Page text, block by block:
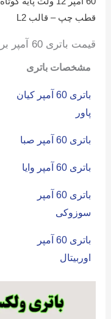
قطب چپ – قالب L2
قیمت باتری 60 آمپر برای ولکس C30:
مشخصات باتری
باتری 60 آمپر کیان
پاور
باتری 60 آمپر صبا
باتری 60 آمپر وایا
باتری 60 آمپر
سوزوکی
باتری 60 آمپر
اوربیتال